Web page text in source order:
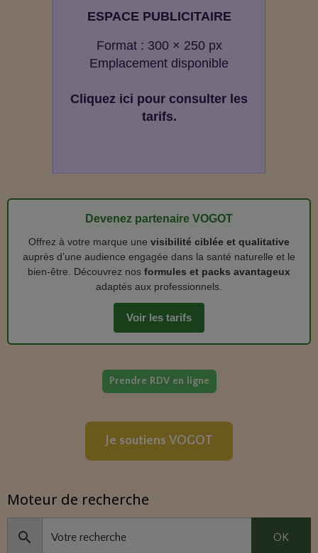
ESPACE PUBLICITAIRE
Format : 300 × 250 px
Emplacement disponible
Cliquez ici pour consulter les
tarifs.
Devenez partenaire VOGOT
Offrez à votre marque une visibilité ciblée et qualitative
auprès d’une audience engagée dans la santé naturelle et le
bien‑être. Découvrez nos formules et packs avantageux
adaptés aux professionnels.
Voir les tarifs
Prendre RDV en ligne
Je soutiens VOGOT
Moteur de recherche
OK